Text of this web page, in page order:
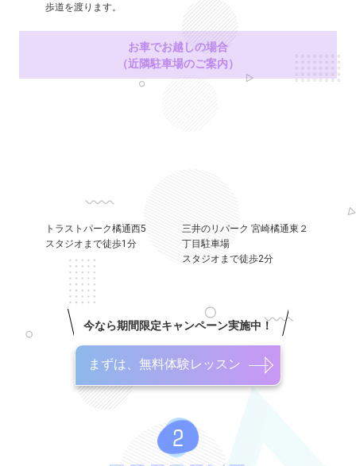
歩道を渡ります。
お車でお越しの場合
（近隣駐車場のご案内）
トラストパーク橘通西5
スタジオまで徒歩1分
三井のリパーク 宮崎橘通東２
丁目駐車場
スタジオまで徒歩2分
今なら期間限定キャンペーン実施中！
まずは、無料体験レッスン